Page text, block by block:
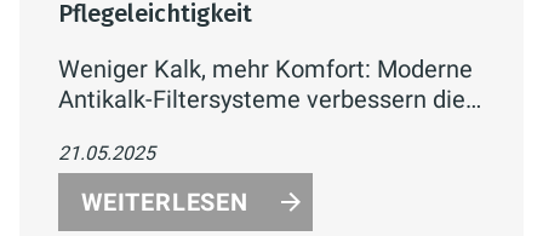
Pflegeleichtigkeit
Weniger Kalk, mehr Komfort: Moderne
Antikalk-Filtersysteme verbessern die
reduzieren Kalkablagerungen und
erleichtern die Reinigung. Schützen Sie
Ihre Armaturen und Badflächen effektiv
21.05.2025
WEITERLESEN